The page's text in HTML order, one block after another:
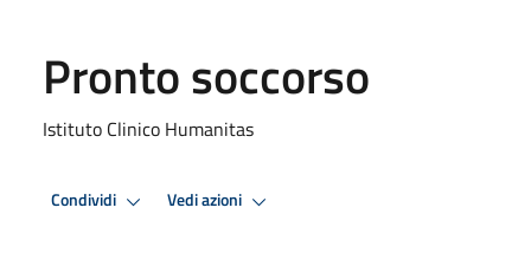
Pronto soccorso
Istituto Clinico Humanitas
Condividi Vedi azioni